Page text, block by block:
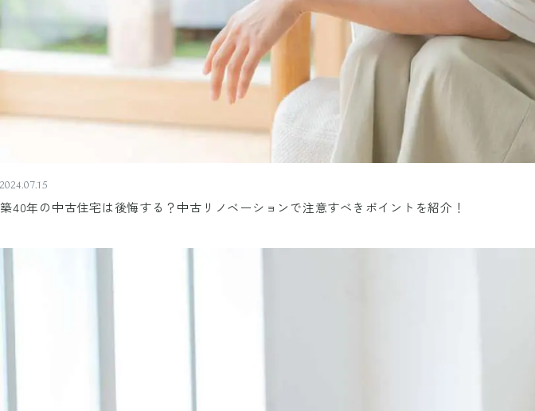
2024.07.15
築40年の中古住宅は後悔する？中古リノベーションで注意すべきポイントを紹介！